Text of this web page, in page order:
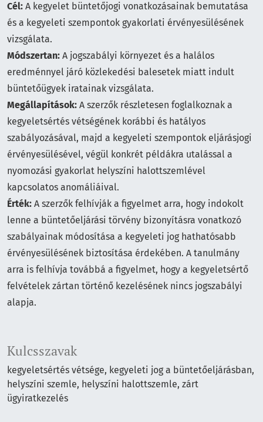
Kulcsszavak
kegyeletsértés vétsége
kegyeleti jog a büntetőeljárásban
helyszíni szemle
helyszíni halottszemle zárt
ügyiratkezelés
Cél: A kegyelet büntetőjogi vonatkozásainak bemutatása
és a kegyeleti szempontok gyakorlati érvényesülésének
vizsgálata.
Módszertan: A jogszabályi környezet és a halálos
eredménnyel járó közlekedési balesetek miatt indult
büntetőügyek iratainak vizsgálata.
Megállapítások: A szerzők részletesen foglalkoznak a
kegyeletsértés vétségének korábbi és hatályos
szabályozásával, majd a kegyeleti szempontok eljárásjogi
érvényesülésével, végül konkrét példákra utalással a
nyomozási gyakorlat helyszíni halottszemlével
kapcsolatos anomáliáival.
Érték: A szerzők felhívják a figyelmet arra, hogy indokolt
lenne a büntetőeljárási törvény bizonyításra vonatkozó
szabályainak módosítása a kegyeleti jog hathatósabb
érvényesülésének biztosítása érdekében. A tanulmány
arra is felhívja továbbá a figyelmet, hogy a kegyeletsértő
felvételek zártan történő kezelésének nincs jogszabályi
alapja.